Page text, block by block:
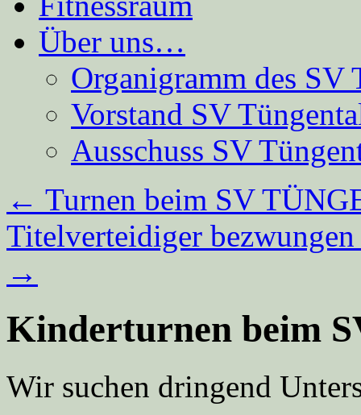
Über uns…
Organigramm des SV
Vorstand SV
Ausschuss SV
← Turnen beim SV
Titelverteidiger
→
Kinderturnen beim
Wir suchen dringend